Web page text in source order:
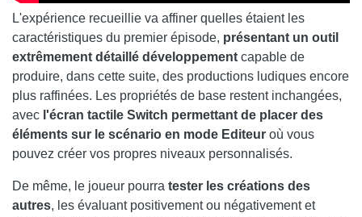
L'expérience recueillie va affiner quelles étaient les
caractéristiques du premier épisode, présentant un outil
extrêmement détaillé développement capable de
produire, dans cette suite, des productions ludiques encore
plus raffinées. Les propriétés de base restent inchangées,
avec l'écran tactile Switch permettant de placer des
éléments sur le scénario en mode Editeur où vous
pouvez créer vos propres niveaux personnalisés.
De même, le joueur pourra tester les créations des
autres, les évaluant positivement ou négativement et